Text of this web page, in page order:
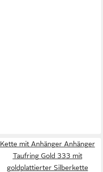
Kette mit Anhänger Anhänger
Taufring Gold 333 mit
goldplattierter Silberkette